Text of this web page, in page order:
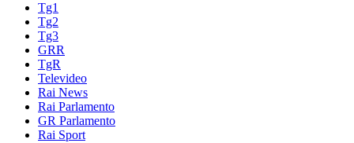
Tg1
Tg2
Tg3
GRR
TgR
Televideo
Rai News
Rai Parlamento
GR Parlamento
Rai Sport